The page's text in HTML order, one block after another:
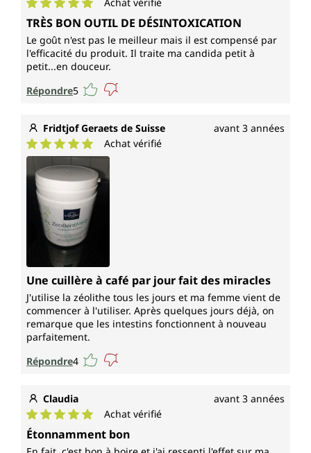
Note moyenne de 5 sur 5 étoiles
TRÈS BON OUTIL DE DÉSINTOXICATION
Le goût n'est pas le meilleur mais il est compensé par
l'efficacité du produit. Il traite ma candida petit à
petit...en douceur.
Répondre5
Fridtjof Geraets de Suisse avant 3 années
Note moyenne de 5 sur 5 étoiles
Achat vérifié
Une cuillère à café par jour fait des miracles
J'utilise la zéolithe tous les jours et ma femme vient de
commencer à l'utiliser. Après quelques jours déjà, on
remarque que les intestins fonctionnent à nouveau
parfaitement.
Répondre4
Claudia avant 3 années
Note moyenne de 5 sur 5 étoiles
Achat vérifié
Étonnamment bon